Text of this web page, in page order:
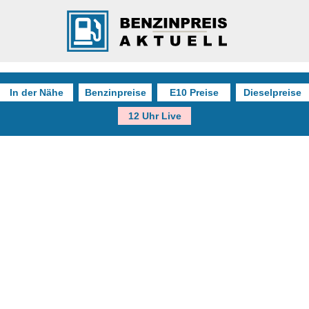
In der Nähe Benzinpreise E10 Preise Dieselpreise
12 Uhr Live